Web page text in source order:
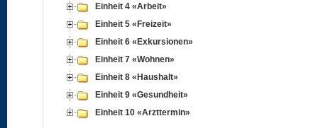
Einheit 4 «Arbeit»
Einheit 5 «Freizeit»
Einheit 6 «Exkursionen»
Einheit 7 «Wohnen»
Einheit 8 «Haushalt»
Einheit 9 «Gesundheit»
Einheit 10 «Arzttermin»